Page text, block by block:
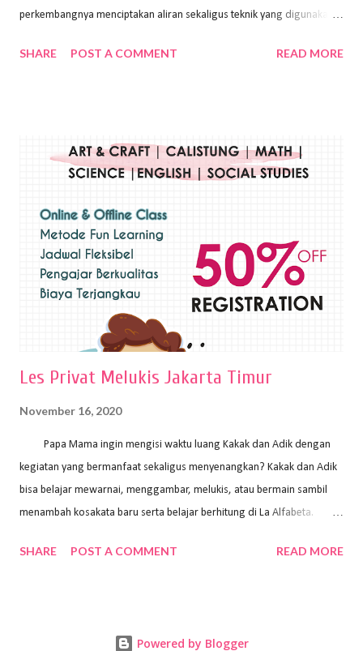
perkembangnya menciptakan aliran sekaligus teknik yang digunakan.
Wayan Kun Adnyana, teknik yang berbeda tentunya akan
menggunakan bahan dasar cat air, cat akrilik, atau cat minyak dengan
sapuan warna cat yang tebal. Dengan memberikan sapuan warna
pelukis untuk menghasilkan lukisan yang mempesona dan tentunya
bernilai tinggi. Ciri teknik plakat Ciri-ciri teknik plakat, yaitu: Sapuan
warna yang kental dan tebal. Hasil lukisan menutupi seluruh bagian
medianya Mem...
SHARE POST A COMMENT READ MORE
Les Privat Melukis Jakarta Timur
November 16, 2020
Papa Mama ingin mengisi waktu luang Kakak dan Adik dengan
kegiatan yang bermanfaat sekaligus menyenangkan? Kakak dan Adik
bisa belajar mewarnai, menggambar, melukis, atau bermain sambil
menambah kosakata baru serta belajar berhitung di La Alfabeta.
kok untuk mengajar dengan metode yang fun, La Alfabeta
SHARE POST A COMMENT READ MORE
Powered by Blogger